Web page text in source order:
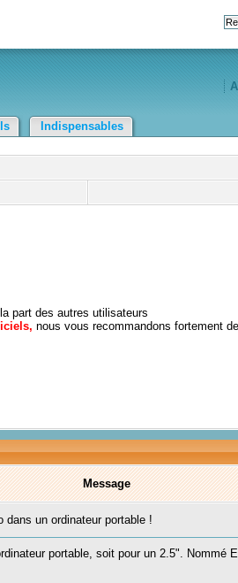
Indispensables
part des autres utilisateurs
nous vous recommandons fortement de
Message
un ordinateur portable !
portable, soit pour un 2.5".